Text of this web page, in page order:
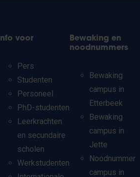
Info voor
Pers
Studenten
Personeel
PhD-studenten
Leerkrachten
en secundaire
scholen
Werkstudenten
Bewaking en
noodnummers
Bewaking
campus in
Etterbeek
Bewaking
campus in
Jette
Noodnummer
campus in